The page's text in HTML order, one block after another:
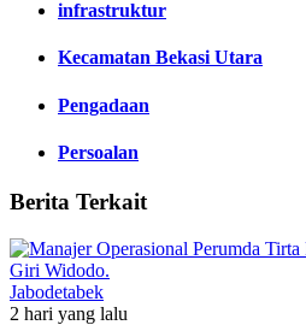
infrastruktur
Kecamatan Bekasi Utara
Pengadaan
Persoalan
Berita Terkait
Jabodetabek
2 hari yang lalu